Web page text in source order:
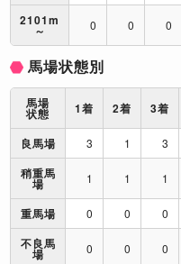
2101m
～ 0 0 0
馬場状態別
馬場
状態 1着 2着 3着
良馬場
3 1 3
稍重馬
場 1 1 1
重馬場 0 0 0
不良馬
場 0 0 0